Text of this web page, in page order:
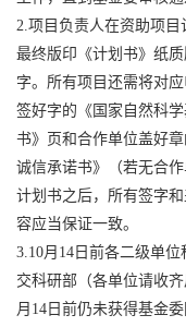
2.项目负责人在资助项目
最终版印《计划书》纸
字。所有项目还需将对
签好字的《国家自然科
书》页和合作单位盖好
诚信承诺书》（若无合
计划书之后，所有签字
容应当保证一致。
3.10月 14 日前各二级单
交科研部（各单位请收
月 14 日前仍未获得基金